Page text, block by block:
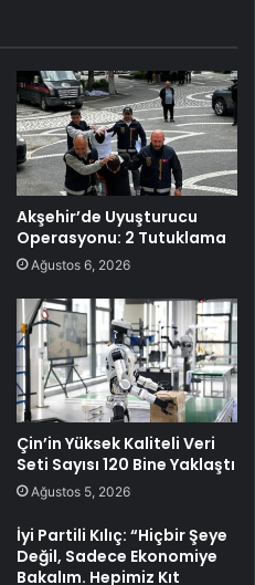
Akşehir’de Uyuşturucu
Operasyonu: 2 Tutuklama
Ağustos 6, 2026
Çin’in Yüksek Kaliteli Veri
Seti Sayısı 120 Bine Yaklaştı
Ağustos 5, 2026
İyi Partili Kılıç: “Hiçbir Şeye
Değil, Sadece Ekonomiye
Bakalım. Hepimiz Kıt